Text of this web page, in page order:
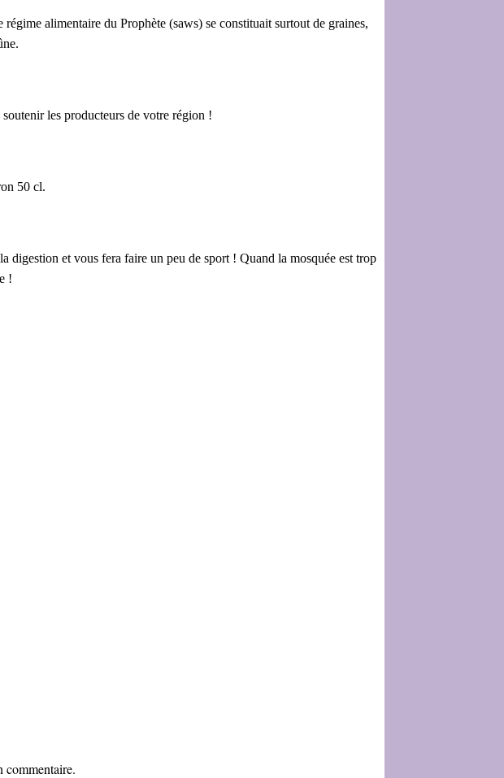
alimentaire du Prophète (saws) se constituait surtout de graines,
les producteurs de votre région !
50 cl.
digestion et vous fera faire un peu de sport ! Quand la mosquée est trop
!
commentaire.